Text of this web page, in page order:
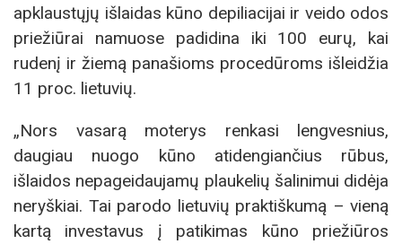
apklaustųjų išlaidas kūno depiliacijai ir veido odos
priežiūrai namuose padidina iki 100 eurų, kai
rudenį ir žiemą panašioms procedūroms išleidžia
11 proc. lietuvių.
„Nors vasarą moterys renkasi lengvesnius,
daugiau nuogo kūno atidengiančius rūbus,
išlaidos nepageidaujamų plaukelių šalinimui didėja
neryškiai. Tai parodo lietuvių praktiškumą – vieną
kartą investavus į patikimas kūno priežiūros